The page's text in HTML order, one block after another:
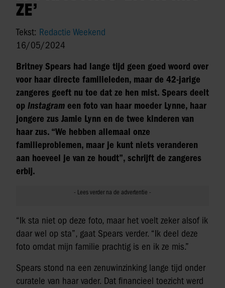
ZE’
Tekst: Redactie Weekend
16/05/2024
Britney Spears had lange tijd geen goed woord over
voor haar directe familieleden, maar de 42-jarige
zangeres geeft nu toe dat ze hen mist. Spears deelt
op Instagram een foto van haar moeder Lynne, haar
jongere zus Jamie Lynn en de twee kinderen van
haar zus. “We hebben allemaal onze
familieproblemen, maar je kunt niets veranderen
aan hoeveel je van ze houdt”, schrijft de zangeres
erbij.
“Ik sta niet op deze foto, maar het voelt zeker alsof ik
daar wel op sta”, gaat Spears verder. “Ik deel deze
foto omdat mijn familie prachtig is en ik ze mis.”
Spears stond na een zenuwinzinking lange tijd onder
curatele van haar vader. Dat financieel toezicht werd